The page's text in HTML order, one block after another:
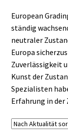
Blank Sketch
Artbooks/
Poldi und
WizKids
EGS
European
ständig
neutraler
Europa
Zuverlässigkeit
Kunst der
Spezialisten
Erfahrung in der